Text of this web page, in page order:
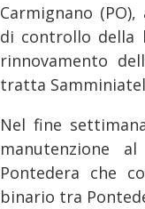
Carmignano
di controllo della
rinnovamento
tratta
Nel fine
manutenzione
Pontedera che
binario tra